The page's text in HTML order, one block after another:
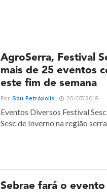
AgroSerra, Festival
mais de 25 eventos
este fim de semana
PorSou Petrópolis 25/07/2019
Eventos Diversos Festival
Sesc de Inverno na região
Sebrae fará o